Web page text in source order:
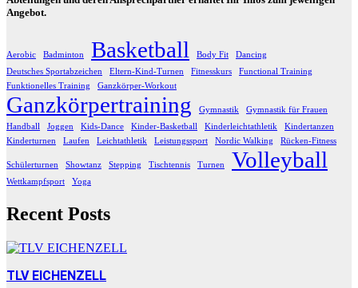
Angebot.
Aerobic Badminton Basketball Body Fit
Dancing
Deutsches Sportabzeichen
Eltern-Kind-Turnen Fitnesskurs
Functional Training
Funktionelles Training
Ganzkörper-Workout
Ganzkörpertraining Gymnastik
Gymnastik für Frauen
Handball
Joggen Kids-Dance Kinder-Basketball Kinderleichtathletik
Kindertanzen
Kinderturnen
Laufen Leichtathletik Leistungssport Nordic Walking Rücken-Fitness
Schülerturnen Showtanz Stepping Tischtennis Turnen Volleyball
Wettkampfsport Yoga
Recent Posts
TLV EICHENZELL